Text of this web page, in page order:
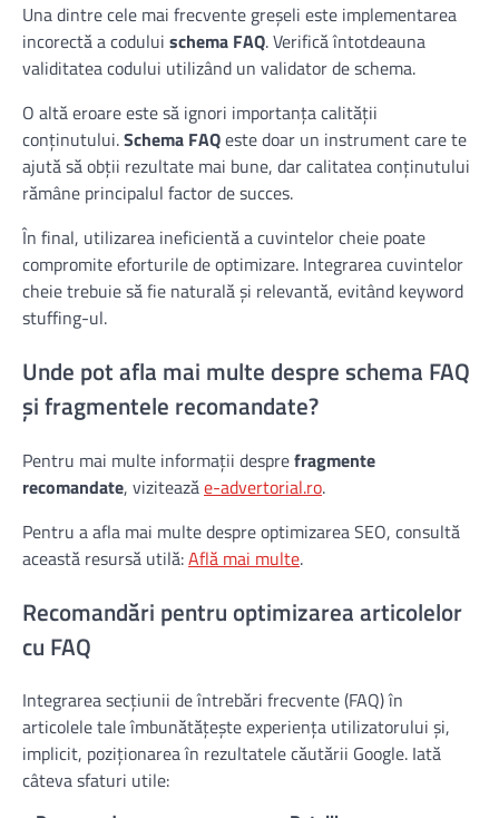
Una dintre cele mai frecvente greșeli este implementarea
incorectă a codului schema FAQ. Verifică întotdeauna
validitatea codului utilizând un validator de schema.
O altă eroare este să ignori importanța calității
conținutului.Schema FAQeste doar un instrument care te
ajută să obții rezultate mai bune, dar calitatea conținutului
rămâne principalul factor de succes.
În final, utilizarea ineficientă a cuvintelor cheie poate
compromite eforturile de optimizare. Integrarea cuvintelor
cheie trebuie să fie naturală și relevantă, evitând keyword
stuffing-ul.
Unde pot afla mai multe despre schema FAQ
și fragmentele recomandate?
Pentru mai multe informații desprefragmente
recomandate, viziteazăe-advertorial.ro.
Pentru a afla mai multe despre optimizarea SEO, consultă
această resursă utilă:Află mai multe.
Recomandări pentru optimizarea articolelor
cu FAQ
Integrarea secțiunii de întrebări frecvente (FAQ) în
articolele tale îmbunătățește experiența utilizatorului și,
implicit, poziționarea în rezultatele căutării Google. Iată
câteva sfaturi utile: